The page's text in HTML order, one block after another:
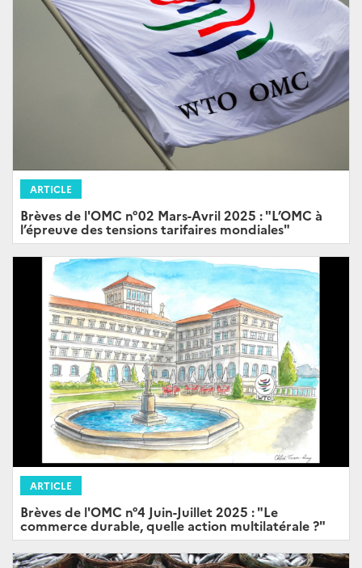
ARTICLE
Brèves de l'OMC n°02 Mars-Avril 2025 : "L’OMC à
l’épreuve des tensions tarifaires mondiales"
ARTICLE
Brèves de l'OMC n°4 Juin-Juillet 2025 : "Le
commerce durable, quelle action multilatérale ?"